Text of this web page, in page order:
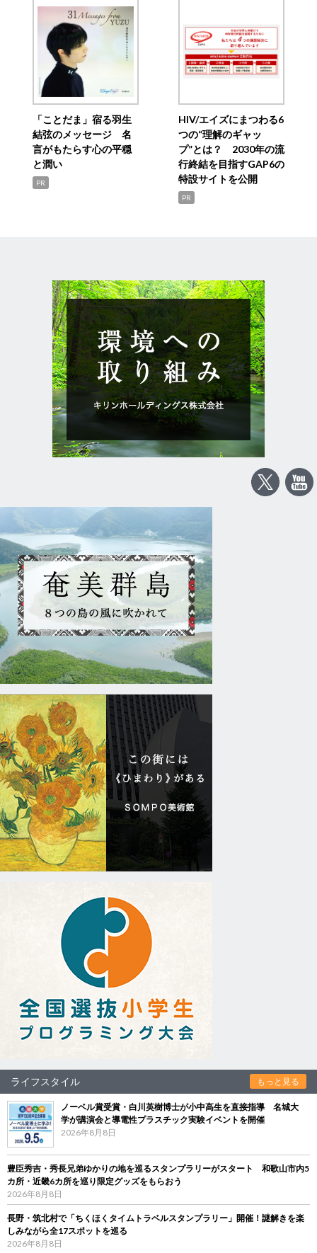
「ことだま」宿る羽生
結弦のメッセージ 名
言がもたらす心の平穏
と潤い
PR
HIV/エイズにまつわる6
つの“理解のギャッ
プ”とは？ 2030年の流
行終結を目指すGAP6の
特設サイトを公開
PR
ライフスタイル もっと見る
ノーベル賞受賞・白川英樹博士が小中高生を直接指導 名城大
学が講演会と導電性プラスチック実験イベントを開催
2026年8月8日
豊臣秀吉・秀長兄弟ゆかりの地を巡るスタンプラリーがスタート 和歌山市内5
カ所・近畿6カ所を巡り限定グッズをもらおう
2026年8月8日
長野・筑北村で「ちくほくタイムトラベルスタンプラリー」開催！謎解きを楽
しみながら全17スポットを巡る
2026年8月8日